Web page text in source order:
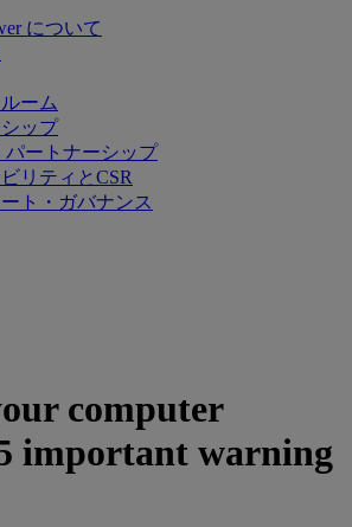
について
ーム
ップ
パートナーシップ
リティとCSR
ト・ガバナンス
computer
important warning